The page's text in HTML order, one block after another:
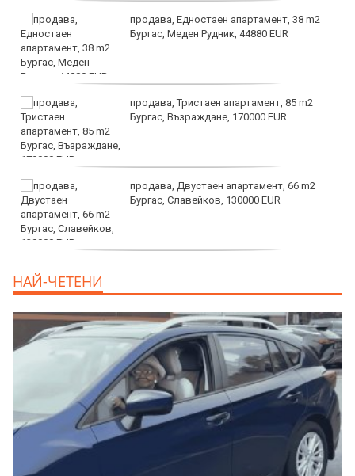
продава, Едностаен апартамент, 38 m2
Бургас, Меден Рудник, 44880 EUR
продава, Тристаен апартамент, 85 m2
Бургас, Възраждане, 170000 EUR
продава, Двустаен апартамент, 66 m2
Бургас, Славейков, 130000 EUR
НАЙ-ЧЕТЕНИ